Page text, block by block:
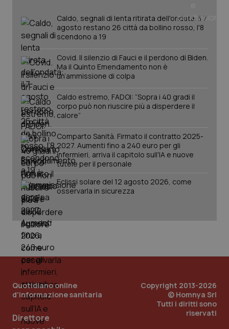
Caldo, segnali di lenta ritirata dell'ondata: il 7
agosto restano 26 città da bollino rosso, l'8
scendono a 19
Covid. Il silenzio di Fauci e il perdono di Biden.
Ma il Quinto Emendamento non è
un’ammissione di colpa
Caldo estremo, FADOI: “Sopra i 40 gradi il
corpo può non riuscire più a disperdere il
calore”
Comparto Sanità. Firmato il contratto 2025-
2027. Aumenti fino a 240 euro per gli
infermieri, arriva il capitolo sull'IA e nuove
tutele per il personale
Eclissi solare del 12 agosto 2026, come
osservarla in sicurezza
Quotidiano online
d'informazione sanitaria
Direttore
Copyright 2013-2026
© Homnya Srl
Tutti i diritti sono
riservati
PHPSESSID